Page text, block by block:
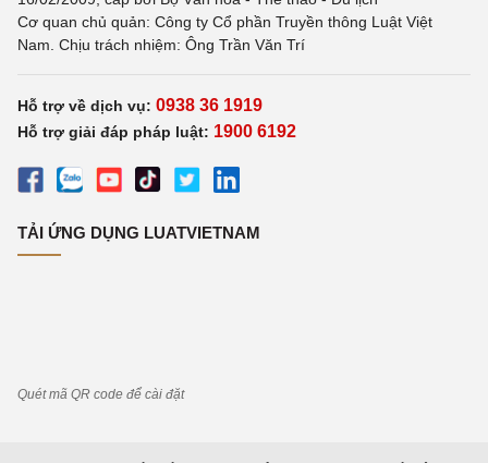
Cơ quan chủ quản: Công ty Cổ phần Truyền thông Luật Việt
Nam. Chịu trách nhiệm: Ông Trần Văn Trí
Hỗ trợ về dịch vụ: 0938 36 1919
Hỗ trợ giải đáp pháp luật: 1900 6192
TẢI ỨNG DỤNG LUATVIETNAM
Quét mã QR code để cài đặt